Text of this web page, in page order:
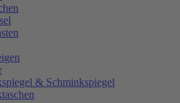
& Schminkspiegel